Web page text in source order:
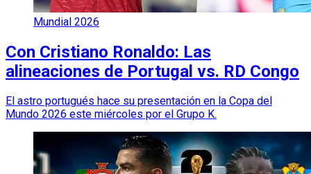
Mundial 2026
Con Cristiano Ronaldo: Las
alineaciones de Portugal vs. RD Congo
El astro portugués hace su presentación en la Copa del
Mundo 2026 este miércoles por el Grupo K.